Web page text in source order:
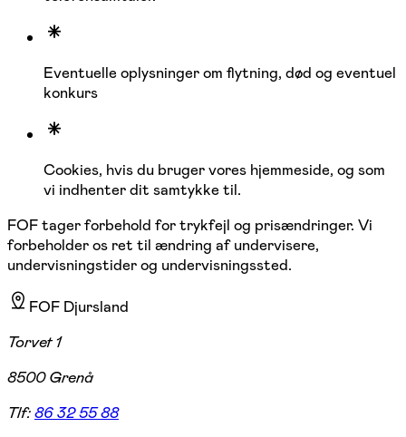
Eventuelle oplysninger om flytning, død og eventuel
konkurs
Cookies, hvis du bruger vores hjemmeside, og som
vi indhenter dit samtykke til.
FOF tager forbehold for trykfejl og prisændringer. Vi
forbeholder os ret til ændring af undervisere,
undervisningstider og undervisningssted.
FOF Djursland
Torvet 1
8500 Grenå
Tlf:86 32 55 88